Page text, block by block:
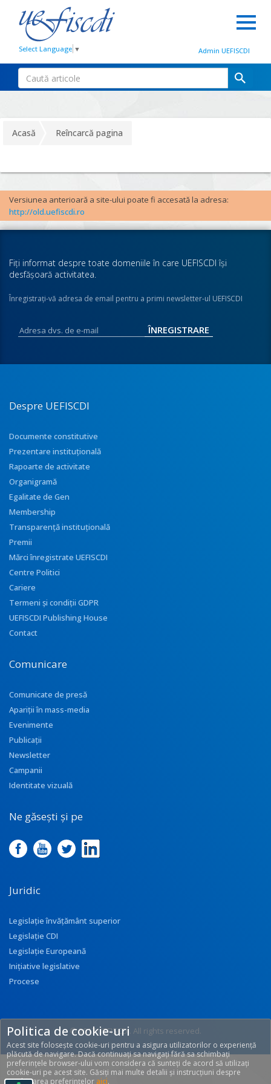
Select Language ▼ Admin UEFISCDI
Acasă Reîncarcă pagina
Versiunea anterioară a site-ului poate fi accesată la adresa:
http://old.uefiscdi.ro
Fiţi informat despre toate domeniile în care UEFISCDI îşi
desfăşoară activitatea.
Înregistraţi-vă adresa de email pentru a primi newsletter-ul UEFISCDI
Despre UEFISCDI
Documente constitutive
Prezentare instituţională
Rapoarte de activitate
Organigramă
Egalitate de Gen
Membership
Transparenţă instituţională
Premii
Mărci înregistrate UEFISCDI
Centre Politici
Cariere
Termeni și condiții GDPR
UEFISCDI Publishing House
Contact
Comunicare
Comunicate de presă
Apariţii în mass-media
Evenimente
Publicații
Newsletter
Campanii
Identitate vizuală
Ne găsești și pe
Juridic
Legislație învățământ superior
Legislație CDI
Legislație Europeană
Inițiative legislative
Procese
© 2017 UEFISCDI. All rights reserved.
[T: 0.2996, O: 92]
Politica de cookie-uri
Acest site folosește cookie-uri pentru a asigura utilizatorilor o experiență
plăcută de navigare. Dacă continuați sa navigați fără sa schimbați
preferințele browser-ului vom considera că sunteți de acord să utilizați
cookie-uri pe acest site. Găsiți mai multe detalii și instrucțiuni despre
modificarea preferințelor aici.